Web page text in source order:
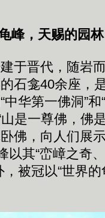
峰，天赐的园林
晋代，随岩
石龛40余座，
华第一佛洞”和
是一尊佛，佛
佛，向人们展
以其“峦嶂之奇
被冠以“世界的